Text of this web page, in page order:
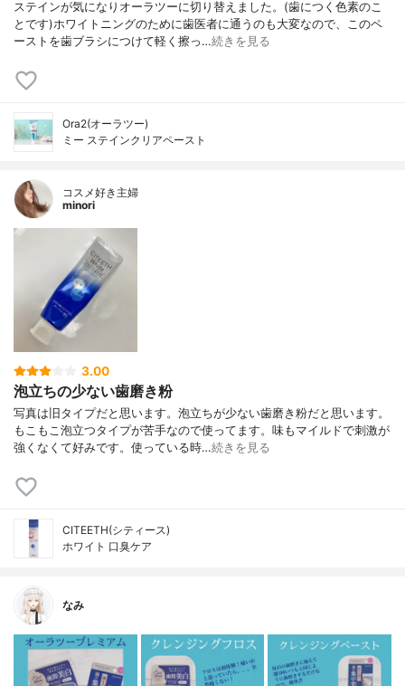
ステインが気になりオーラツーに切り替えました。(歯につく色素のこ
とです)ホワイトニングのために歯医者に通うのも大変なので、このペ
ーストを歯ブラシにつけて軽く擦っ…続きを見る
Ora2(オーラツー)
ミー ステインクリアペースト
コスメ好き主婦
minori
3.00
泡立ちの少ない歯磨き粉
写真は旧タイプだと思います。泡立ちが少ない歯磨き粉だと思います。
もこもこ泡立つタイプが苦手なので使ってます。味もマイルドで刺激が
強くなくて好みです。使っている時…続きを見る
CITEETH(シティース)
ホワイト 口臭ケア
なみ